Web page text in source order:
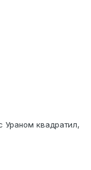
Ураном квадратил,